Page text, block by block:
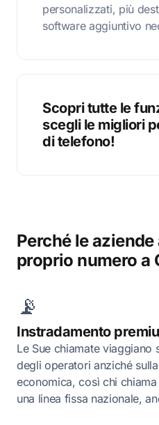
personalizzati, più
software aggiuntivo
Scopri tutte le
scegli le migliori
di telefono!
Perché le
proprio numero a
📡
Instradamento
Le Sue chiamate viaggiano
degli operatori anziché
economica, così chi
una linea fissa nazionale,